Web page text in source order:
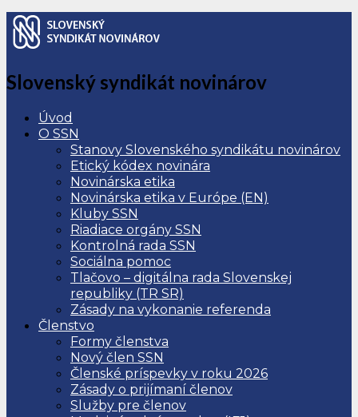
Slovenský syndikát novinárov
Úvod
O SSN
Stanovy Slovenského syndikátu novinárov
Etický kódex novinára
Novinárska etika
Novinárska etika v Európe (EN)
Kluby SSN
Riadiace orgány SSN
Kontrolná rada SSN
Sociálna pomoc
Tlačovo – digitálna rada Slovenskej
republiky (TR SR)
Zásady na vykonanie referenda
Členstvo
Formy členstva
Nový člen SSN
Členské príspevky v roku 2026
Zásady o prijímaní členov
Služby pre členov